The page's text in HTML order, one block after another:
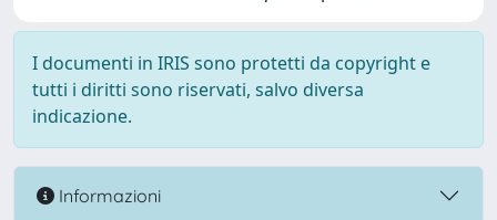
I documenti in IRIS sono protetti da copyright e
tutti i diritti sono riservati, salvo diversa
indicazione.
Informazioni